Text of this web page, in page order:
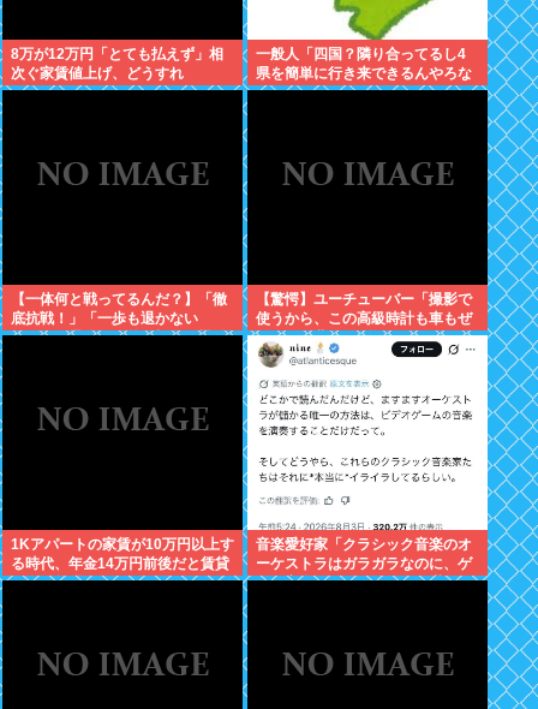
8万が12万円「とても払えず」相
次ぐ家賃値上げ、どうすれ
ば・・・？
一般人「四国？隣り合ってるし4
県を簡単に行き来できるんやろな
あ」←これwww
【一体何と戦ってるんだ？】「徹
底抗戦！」「一歩も退かない
ぞ！」原爆公園の前の極左を機動
【驚愕】ユーチューバー「撮影で
使うから、この高級時計も車もぜ
～んぶ経費でタダ！ｗ」←まさか
コレ本気にしてる奴なんておらん
よな？よな？w w w w w w w w w
w w
1Kアパートの家賃が10万円以上す
る時代、年金14万円前後だと賃貸
の人は無理じゃね？
音楽愛好家「クラシック音楽のオ
ーケストラはガラガラなのに、ゲ
ーム音楽のオーケストラは満員…